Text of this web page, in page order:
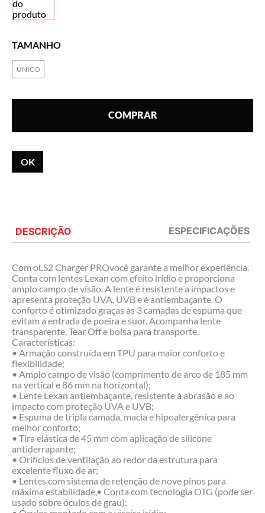
Conta com tecnologia OTG (pode ser usado sobre óculos de
TAMANHO
ÚNICO
COMPRAR
CALCULAR
O FRETE
DESCRIÇÃO ESPECIFICAÇÕES
Com oLS2 Charger PROvocê garante a melhor experiência.
Conta com lentes Lexan com efeito irídio e proporciona
amplo campo de visão. A lente é resistente a impactos e
apresenta proteção UVA, UVB e é antiembaçante. O
conforto é otimizado graças às 3 camadas de espuma que
evitam a entrada de poeira e suor. Acompanha lente
transparente, Tear Off e bolsa para transporte.
Características:
• Armação construída em TPU para maior conforto e
flexibilidade;
• Amplo campo de visão (comprimento de arco de 185 mm
na vertical e 86 mm na horizontal);
• Lente Lexan antiembaçante, resistente à abrasão e ao
impacto com proteção UVA e UVB;
• Espuma de tripla camada, macia e hipoalergênica para
melhor conforto;
• Tira elástica de 45 mm com aplicação de silicone
antiderrapante;
• Orifícios de ventilação ao redor da estrutura para
excelente fluxo de ar;
• Lentes com sistema de retenção de nove pinos para
máxima estabilidade,• Conta com tecnologia OTG (pode ser
usado sobre óculos de grau);